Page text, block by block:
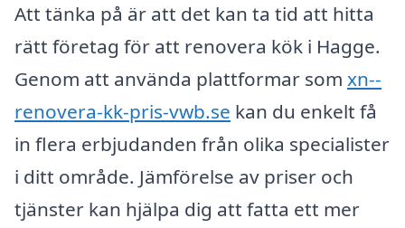
Att tänka på är att det kan ta tid att hitta
rätt företag för att renovera kök i Hagge.
Genom att använda plattformar som xn--
renovera-kk-pris-vwb.se kan du enkelt få
in flera erbjudanden från olika specialister
i ditt område. Jämförelse av priser och
tjänster kan hjälpa dig att fatta ett mer